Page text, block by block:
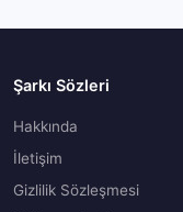
Şarkı Sözleri
Hakkında
İletişim
Gizlilik Sözleşmesi